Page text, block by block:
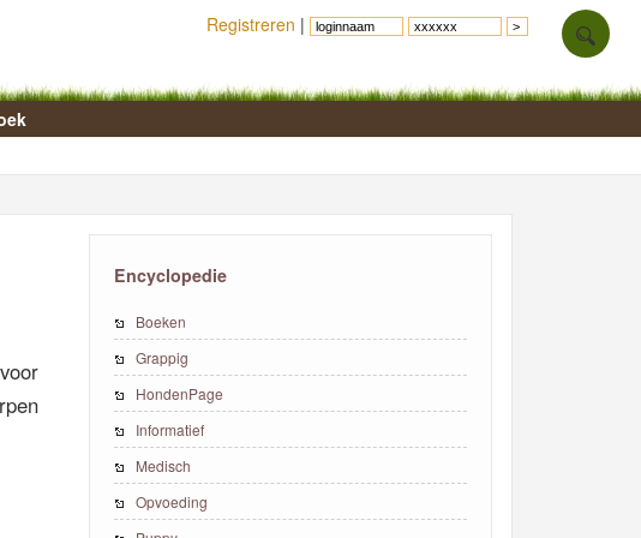
Encyclopedie
Boeken
Grappig
HondenPage
Informatief
Medisch
Opvoeding
Registreren |